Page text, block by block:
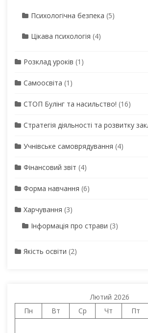
Психологічна безпека (5)
Цікава психологія (4)
Розклад уроків (1)
Самоосвіта (1)
СТОП Булінг та насильство! (16)
Стратегія діяльності та розвитку
Учнівське самоврядування (4)
Фінансовий звіт (4)
Форма навчання (6)
Харчування (3)
Інформація про страви (3)
Якість освіти (2)
Лютий 2026
Пн
Вт Ср Чт Пт